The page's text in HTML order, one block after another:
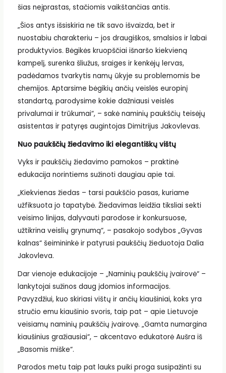
šias neįprastas, stačiomis vaikštančias antis.
„Šios antys išsiskiria ne tik savo išvaizda, bet ir
nuostabiu charakteriu – jos draugiškos, smalsios ir labai
produktyvios. Bėgikės kruopščiai išnaršo kiekvieną
kampelį, surenka šliužus, sraiges ir kenkėjų lervas,
padėdamos tvarkytis namų ūkyje su problemomis be
chemijos. Aptarsime bėgikių ančių veislės europinį
standartą, parodysime kokie dažniausi veislės
privalumai ir trūkumai“, – sakė naminių paukščių teisėjų
asistentas ir patyręs augintojas Dimitrijus Jakovlevas.
Nuo paukščių žiedavimo iki elegantiškų vištų
Vyks ir paukščių žiedavimo pamokos – praktinė
edukacija norintiems sužinoti daugiau apie tai.
„Kiekvienas žiedas – tarsi paukščio pasas, kuriame
užfiksuota jo tapatybė. Žiedavimas leidžia tiksliai sekti
veisimo linijas, dalyvauti parodose ir konkursuose,
užtikrina veislių grynumą“, – pasakojo sodybos „Gyvas
kalnas“ šeimininkė ir patyrusi paukščių žieduotoja Dalia
Jakovleva.
Dar vienoje edukacijoje – „Naminių paukščių įvairovė“ –
lankytojai sužinos daug įdomios informacijos.
Pavyzdžiui, kuo skiriasi vištų ir ančių kiaušiniai, koks yra
stručio emu kiaušinio svoris, taip pat – apie Lietuvoje
veisiamų naminių paukščių įvairovę. „Gamta numargina
kiaušinius gražiausiai“, – akcentavo edukatorė Aušra iš
„Basomis miške“.
Parodos metu taip pat lauks puiki proga susipažinti su